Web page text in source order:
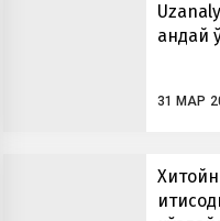
қандай
31 МАР